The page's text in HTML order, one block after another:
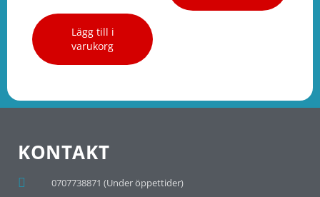
Lägg till i
varukorg
KONTAKT
0707738871 (Under öppettider)